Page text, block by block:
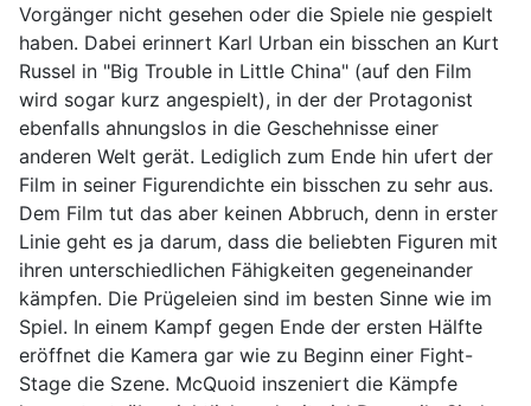
Vorgänger nicht gesehen oder die Spiele nie gespielt
haben. Dabei erinnert Karl Urban ein bisschen an Kurt
Russel in "Big Trouble in Little China" (auf den Film
wird sogar kurz angespielt), in der der Protagonist
ebenfalls ahnungslos in die Geschehnisse einer
anderen Welt gerät. Lediglich zum Ende hin ufert der
Film in seiner Figurendichte ein bisschen zu sehr aus.
Dem Film tut das aber keinen Abbruch, denn in erster
Linie geht es ja darum, dass die beliebten Figuren mit
ihren unterschiedlichen Fähigkeiten gegeneinander
kämpfen. Die Prügeleien sind im besten Sinne wie im
Spiel. In einem Kampf gegen Ende der ersten Hälfte
eröffnet die Kamera gar wie zu Beginn einer Fight-
Stage die Szene. McQuoid inszeniert die Kämpfe